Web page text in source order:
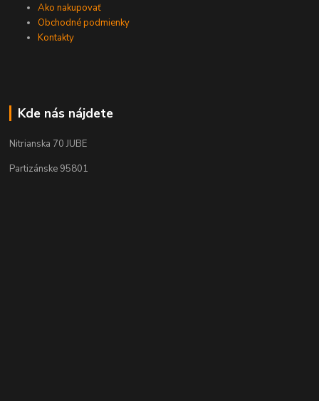
Ako nakupovať
Obchodné podmienky
Kontakty
Kde nás nájdete
Nitrianska 70 JUBE
Partizánske 95801